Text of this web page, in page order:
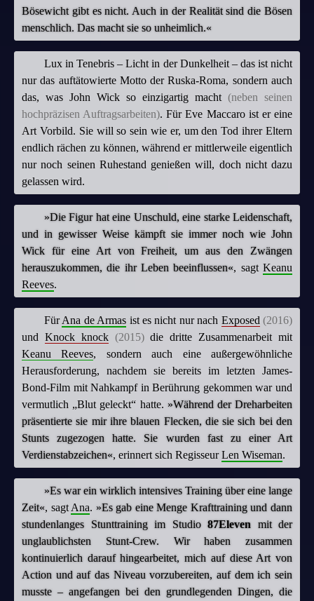
Bösewicht gibt es nicht. Auch in der Realität sind die Bösen
menschlich. Das macht sie so unheimlich.«
Lux in Tenebris – Licht in der Dunkelheit – das ist nicht
nur das auftätowierte Motto der Ruska-Roma, sondern auch
das, was John Wick so einzigartig macht (neben seinen
hochpräzisen Auftragsarbeiten). Für Eve Maccaro ist er eine
Art Vorbild. Sie will so sein wie er, um den Tod ihrer Eltern
endlich rächen zu können, während er mittlerweile eigentlich
nur noch seinen Ruhestand genießen will, doch nicht dazu
gelassen wird.
»Die Figur hat eine Unschuld, eine starke Leidenschaft,
und in gewisser Weise kämpft sie immer noch wie John
Wick für eine Art von Freiheit, um aus den Zwängen
herauszukommen, die ihr Leben beeinflussen«, sagtKeanu
Reeves.
FürAna de Armas ist es nicht nur nach Exposed (2016)
und Knock knock (2015)die dritte Zusammenarbeit mit
Keanu Reeves, sondern auch eine außergewöhnliche
Herausforderung, nachdem sie bereits im letzten James-
Bond-Film mit Nahkampf in Berührung gekommen war und
vermutlich „Blut geleckt“ hatte. »Während der Dreharbeiten
präsentierte sie mir ihre blauen Flecken, die sie sich bei den
Stunts zugezogen hatte. Sie wurden fast zu einer Art
Verdienstabzeichen«, erinnert sich RegisseurLen Wiseman.
»Es war ein wirklich intensives Training über eine lange
Zeit«, sagt Ana. »Es gab eine Menge Krafttraining und dann
stundenlanges Stunttraining im Studio 87Eleven mit der
unglaublichsten Stunt-Crew. Wir haben zusammen
kontinuierlich darauf hingearbeitet, mich auf diese Art von
Action und auf das Niveau vorzubereiten, auf dem ich sein
musste – angefangen bei den grundlegenden Dingen, die